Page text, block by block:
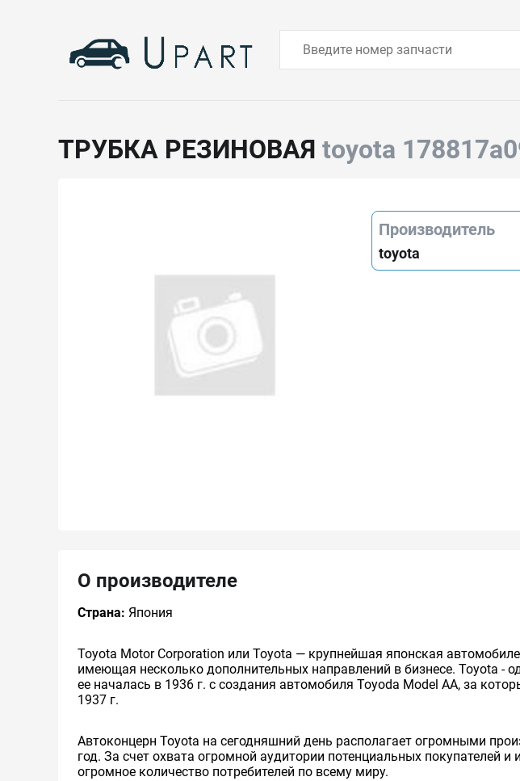
ТРУБКА РЕЗИНОВАЯ toyota
Производитель
toyota
О производителе
Страна: Япония
Toyota Motor Corporation или Toyota — крупнейшая японская
имеющая несколько дополнительных направлений в бизнесе. Toyota -
ее началась в 1936 г. с создания автомобиля Toyoda Model AA, за
1937 г.
Автоконцерн Toyota на сегодняшний день располагает огромными
год. За счет охвата огромной аудитории потенциальных покупателей
огромное количество потребителей по всему миру.